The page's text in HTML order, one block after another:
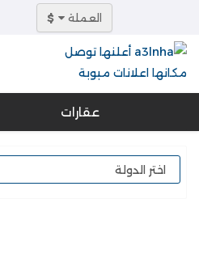
$ العملة
عقارات